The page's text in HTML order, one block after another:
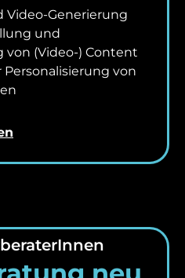
Video-Generierung
und
von (Video-) Content
Personalisierung von